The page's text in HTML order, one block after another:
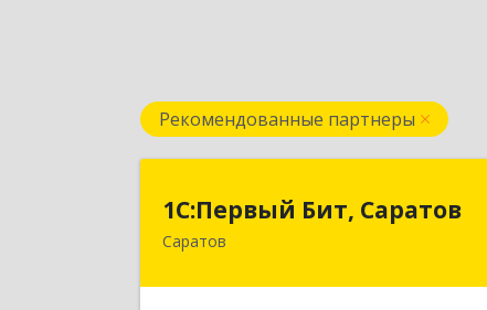
Рекомендованные партнеры
1С:Первый Бит, Саратов
Саратов
1С:Первый Бит, Саратов
410005, Саратовская обл, Саратов г,